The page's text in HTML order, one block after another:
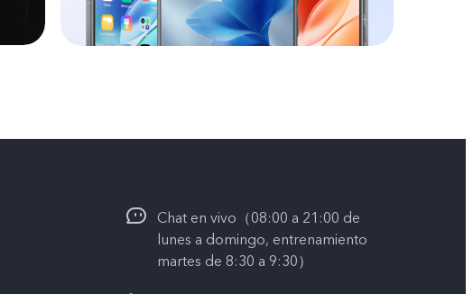
Chat en vivo（08:00 a 21:00 de
lunes a domingo, entrenamiento
martes de 8:30 a 9:30）